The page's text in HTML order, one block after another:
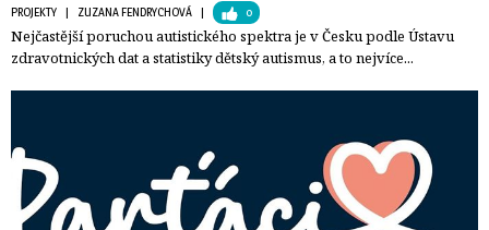
PROJEKTY | ZUZANA FENDRYCHOVÁ | 0
Nejčastější poruchou autistického spektra je v Česku podle Ústavu
zdravotnických dat a statistiky dětský autismus, a to nejvíce...